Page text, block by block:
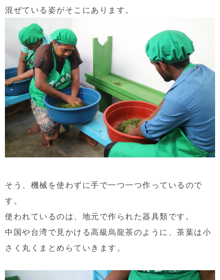
混ぜている姿がそこにあります。
そう、機械を使わずに手で一つ一つ作っているので
す。
使われているのは、地元で作られた器具類です。
中国や台湾で見かける高級烏龍茶のように、茶葉は小
さく丸くまとめらていきます。